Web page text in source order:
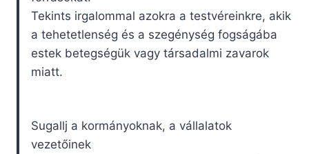
Tekints irgalommal azokra a testvéreinkre, akik
a tehetetlenség és a szegénység fogságába
estek betegségük vagy társadalmi zavarok
miatt.
Sugallj a kormányoknak, a vállalatok
vezetőinek